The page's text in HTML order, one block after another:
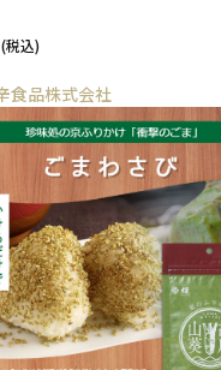
(税込)
食品株式会社